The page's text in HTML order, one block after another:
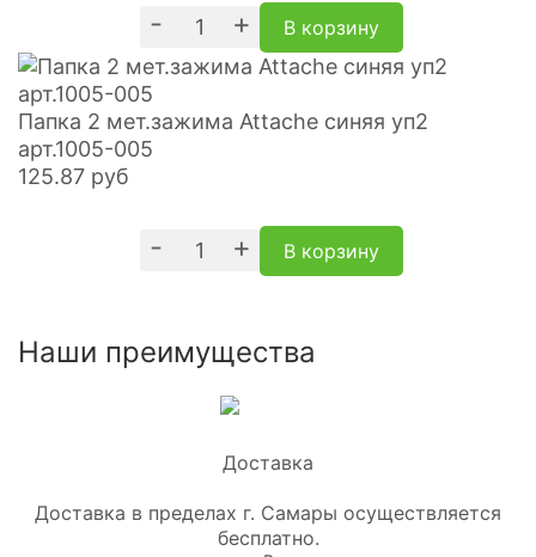
- + В корзину
Папка 2 мет.зажима Attache синяя уп2
арт.1005-005
125.87 руб
- + В корзину
Наши преимущества
Доставка в пределах г. Самары осуществляется
бесплатно.